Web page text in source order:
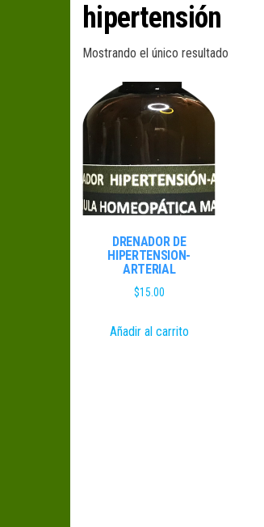
hipertensión
Mostrando el único resultado
DRENADOR DE
HIPERTENSION-
ARTERIAL
$15.00
Añadir al carrito